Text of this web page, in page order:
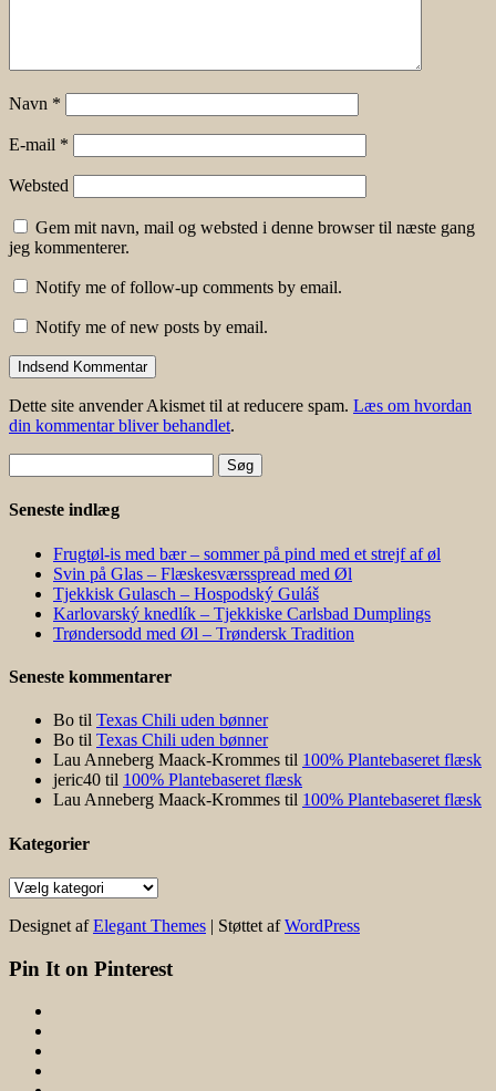
Navn *
E-mail *
Websted
Gem mit navn, mail og websted i denne browser til næste gang
jeg kommenterer.
Notify me of follow-up comments by email.
Notify me of new posts by email.
Dette site anvender Akismet til at reducere spam. Læs om hvordan
din kommentar bliver behandlet.
efter:
Seneste indlæg
Frugtøl-is med bær – sommer på pind med et strejf af øl
Svin på Glas – Flæskesværsspread med Øl
Tjekkisk Gulasch – Hospodský Guláš
Karlovarský knedlík – Tjekkiske Carlsbad Dumplings
Trøndersodd med Øl – Trøndersk Tradition
Seneste kommentarer
Bo til Texas Chili uden bønner
Bo til Texas Chili uden bønner
Lau Anneberg Maack-Krommes til 100% Plantebaseret flæsk
jeric40 til 100% Plantebaseret flæsk
Lau Anneberg Maack-Krommes til 100% Plantebaseret flæsk
Kategorier
Kategorier
Designet afElegant Themes | Støttet afWordPress
Pin It on Pinterest